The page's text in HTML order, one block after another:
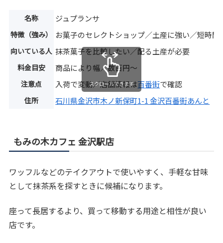
名称 ジュプランサ
特徴（強み） お菓子のセレクトショップ／土産に強い／短時間
向いている人 抹茶菓子を比較したい／配る土産が必要
料金目安 商品により幅／数百円〜
注意点 入荷で変動／店舗情報は百番街で確認
住所 石川県金沢市木ノ新保町1-1 金沢百番街あんと
スクロールできます
もみの木カフェ 金沢駅店
ワッフルなどのテイクアウトで使いやすく、手軽な甘味
として抹茶系を探すときに候補になります。
座って長居するより、買って移動する用途と相性が良い
店です。